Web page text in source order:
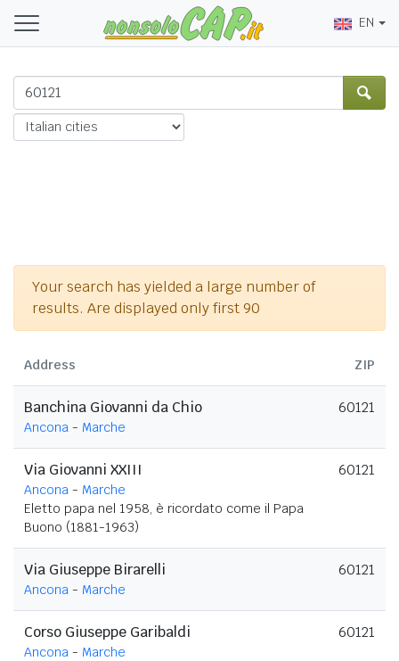
EN
Your search has yielded a large number of
results. Are displayed only first 90
Address ZIP
Banchina Giovanni da Chio
Ancona - Marche
60121
Via Giovanni XXIII
Ancona - Marche
Eletto papa nel 1958, è ricordato come il Papa
Buono (1881-1963)
60121
Via Giuseppe Birarelli
Ancona - Marche
60121
Corso Giuseppe Garibaldi
Ancona - Marche
60121